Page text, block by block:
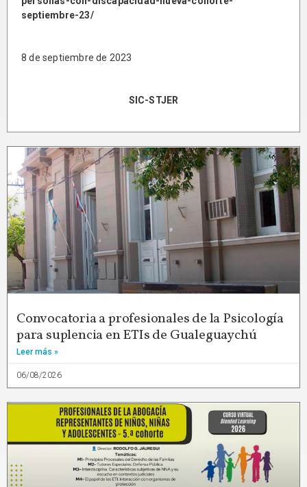
septiembre-23/
8 de septiembre de 2023
SIC-STJER
Convocatoria a profesionales de la Psicología
para suplencia en ETIs de Gualeguaychú
Leer más »
06/08/2026